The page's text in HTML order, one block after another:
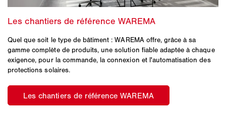
Quel que soit le type de bâtiment : WAREMA offre, grâce à sa
gamme complète de produits, une solution fiable adaptée à chaque
exigence, pour la commande, la connexion et l'automatisation des
protections solaires.